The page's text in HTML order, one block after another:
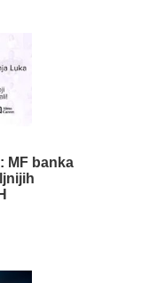
MF banka